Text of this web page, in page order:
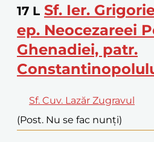
17 L Sf. Ier.
ep. Neocezareei
Ghenadiei, patr.
Sf. Cuv. Lazăr Zugravul
(Post. Nu se fac nunți)